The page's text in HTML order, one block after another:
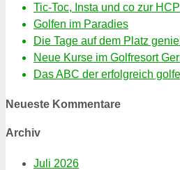
Tic-Toc, Insta und co zur
Golfen im Paradies
Die Tage auf dem Platz
Neue Kurse im Golfresort
Das ABC der erfolgreich
Neueste Kommentare
Archiv
Juli 2026